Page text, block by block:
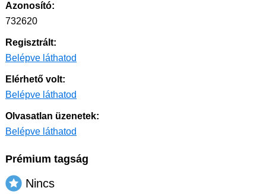
Azonosító:
732620
Regisztrált:
Belépve láthatod
Elérhető volt:
Belépve láthatod
Olvasatlan üzenetek:
Belépve láthatod
Prémium tagság
Nincs